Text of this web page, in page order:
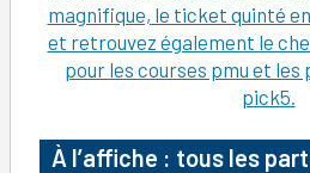
magnifique, le ticket quinté
et retrouvez également le
pour les courses pmu et
pick5.
À l’affiche : tous les